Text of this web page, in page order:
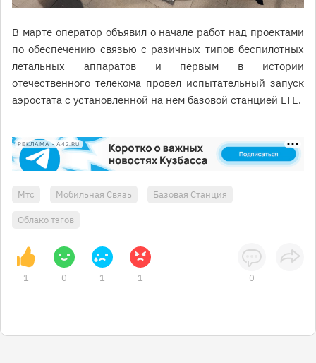
В марте оператор объявил о начале работ над проектами
по обеспечению связью с разичных типов беспилотных
летальных аппаратов и первым в истории
отечественного телекома провел испытательный запуск
аэростата с установленной на нем базовой станцией LTE.
РЕКЛАМА • A42.RU
Мтс Мобильная Связь Базовая Станция
Облако тэгов
1 0 1 1 0